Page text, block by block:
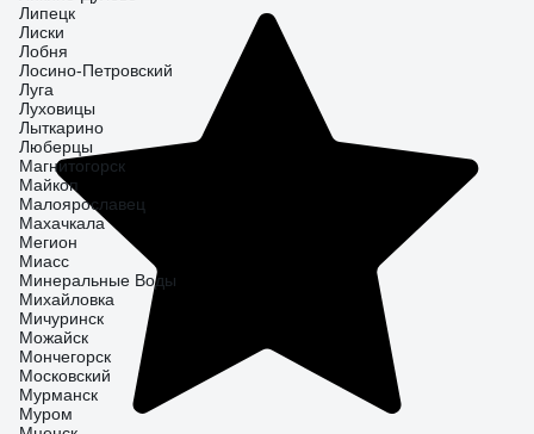
Липецк
Лиски
Лобня
Лосино-Петровский
Луга
Луховицы
Лыткарино
Люберцы
Магнитогорск
Майкоп
Малоярославец
Махачкала
Мегион
Миасс
Минеральные Воды
Михайловка
Мичуринск
Можайск
Мончегорск
Московский
Мурманск
Муром